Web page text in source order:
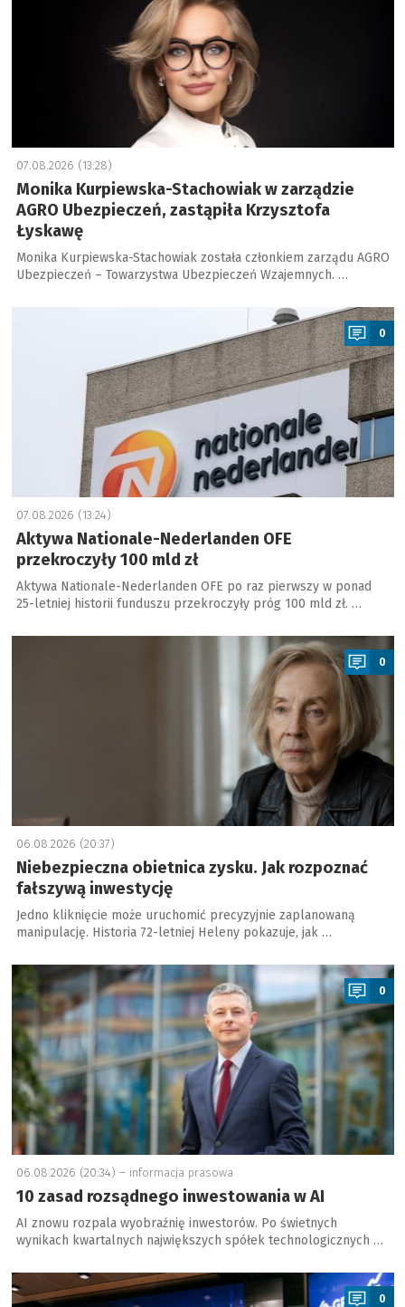
07.08.2026 (13:28)
Monika Kurpiewska-Stachowiak w zarządzie
AGRO Ubezpieczeń, zastąpiła Krzysztofa
Łyskawę
Monika Kurpiewska-Stachowiak została członkiem zarządu AGRO
Ubezpieczeń – Towarzystwa Ubezpieczeń Wzajemnych. …
0
07.08.2026 (13:24)
Aktywa Nationale-Nederlanden OFE
przekroczyły 100 mld zł
Aktywa Nationale-Nederlanden OFE po raz pierwszy w ponad
25-letniej historii funduszu przekroczyły próg 100 mld zł. …
a
0
06.08.2026 (20:37)
Niebezpieczna obietnica zysku. Jak rozpoznać
fałszywą inwestycję
Jedno kliknięcie może uruchomić precyzyjnie zaplanowaną
manipulację. Historia 72-letniej Heleny pokazuje, jak …
a
0
06.08.2026 (20:34) – informacja prasowa
10 zasad rozsądnego inwestowania w AI
AI znowu rozpala wyobraźnię inwestorów. Po świetnych
wynikach kwartalnych największych spółek technologicznych …
a
0